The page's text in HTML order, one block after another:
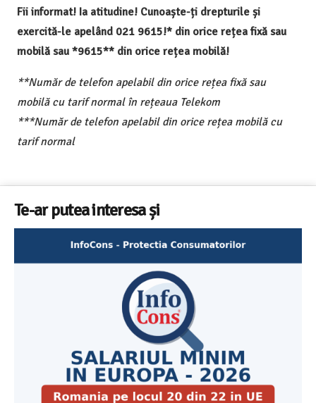
Fii informat! Ia atitudine! Cunoaște-ți drepturile și
exercită-le apelând 021 9615!* din orice rețea fixă sau
mobilă sau *9615** din orice rețea mobilă!
**Număr de telefon apelabil din orice rețea fixă sau
mobilă cu tarif normal în rețeaua Telekom
***Număr de telefon apelabil din orice rețea mobilă cu
tarif normal
Te-ar putea interesa și